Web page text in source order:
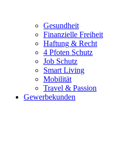
Gesundheit
Finanzielle Freiheit
Haftung & Recht
4 Pfoten Schutz
Job Schutz
Smart Living
Mobilität
Travel & Passion
Gewerbekunden